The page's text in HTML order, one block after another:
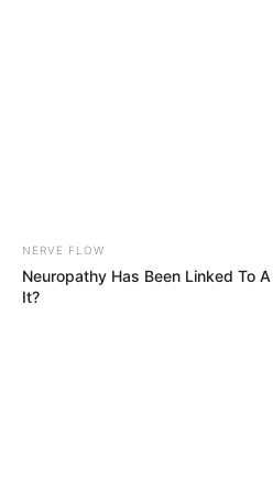
NERVE FLOW
Neuropathy Has Been Linked To
It?